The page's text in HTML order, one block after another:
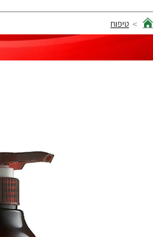
home
טיפוח